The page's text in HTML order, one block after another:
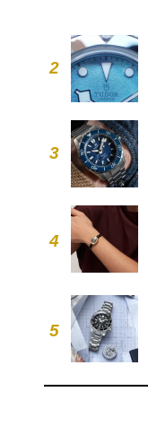
2
3
4
5